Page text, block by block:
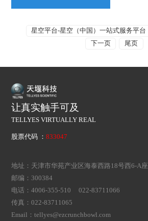
星空平台-星空（中国）一站式服务平台
下一页
尾页
让真实触手可及
TELLYES VIRTUALLY REAL
股票代码 ：833047
地址：天津市华苑产业区海泰西路18号西6-A座
邮编：300384
电话：4006-355-510 022-83711066
传真：022-83711065
Email：tellyes@ezcrunchbowl.com